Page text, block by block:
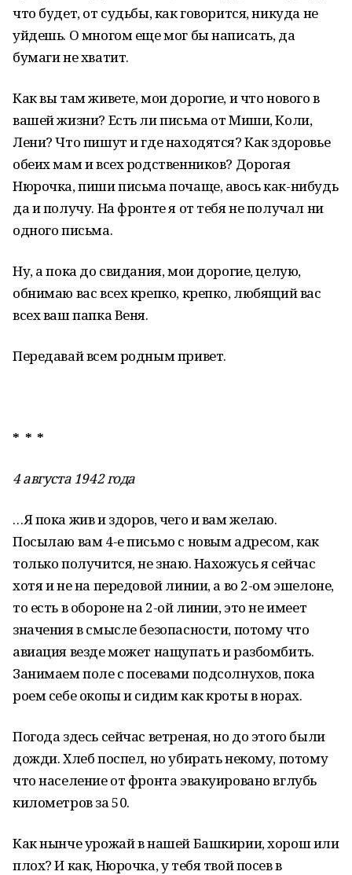
что будет, от судьбы, как говорится, никуда не
уйдешь. О многом еще мог бы написать, да
бумаги не хватит.
Как вы там живете, мои дорогие, и что нового в
вашей жизни? Есть ли письма от Миши, Коли,
Лени? Что пишут и где находятся? Как здоровье
обеих мам и всех родственников? Дорогая
Нюрочка, пиши письма почаще, авось как-нибудь
да и получу. На фронте я от тебя не получал ни
одного письма.
Ну, а пока до свидания, мои дорогие, целую,
обнимаю вас всех крепко, крепко, любящий вас
всех ваш папка Веня.
Передавай всем родным привет.
* * *
4 августа 1942 года
…Я пока жив и здоров, чего и вам желаю.
Посылаю вам 4-е письмо с новым адресом, как
только получится, не знаю. Нахожусь я сейчас
хотя и не на передовой линии, а во 2-ом эшелоне,
то есть в обороне на 2-ой линии, это не имеет
значения в смысле безопасности, потому что
авиация везде может нащупать и разбомбить.
Занимаем поле с посевами подсолнухов, пока
роем себе окопы и сидим как кроты в норах.
Погода здесь сейчас ветреная, но до этого были
дожди. Хлеб поспел, но убирать некому, потому
что население от фронта эвакуировано вглубь
километров за 50.
Как нынче урожай в нашей Башкирии, хорош или
плох? И как, Нюрочка, у тебя твой посев в